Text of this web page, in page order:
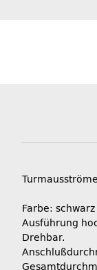
Farbe: schwarz
Ausführung
Drehbar.